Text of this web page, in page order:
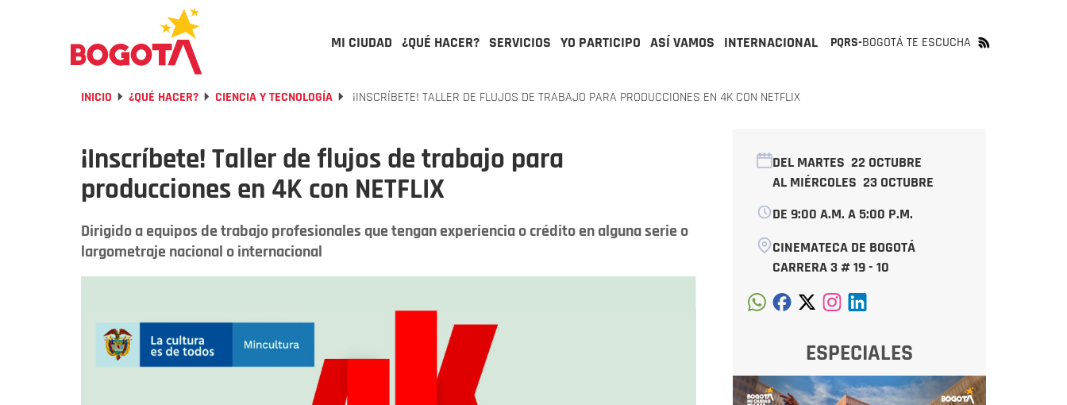
MI CIUDAD ¿QUÉ HACER? SERVICIOS YO PARTICIPO ASÍ VAMOS INTERNACIONAL PQRS-BOGOTÁ TE ESCUCHA
INICIO ¿QUÉ HACER? CIENCIA Y TECNOLOGÍA ¡INSCRÍBETE! TALLER DE FLUJOS DE TRABAJO PARA PRODUCCIONES EN 4K CON NETFLIX
¡Inscríbete! Taller de flujos de trabajo para
producciones en 4K con NETFLIX
Dirigido a equipos de trabajo profesionales que tengan experiencia o crédito en alguna serie o
largometraje nacional o internacional
DEL MARTES 22 OCTUBRE
AL MIÉRCOLES 23 OCTUBRE
DE 9:00 A.M. A 5:00 P.M.
CINEMATECA DE BOGOTÁ
CARRERA 3 # 19 - 10
ESPECIALES